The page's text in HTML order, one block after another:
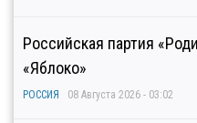
Российская партия
«Яблоко»
РОССИЯ 08 Августа 2026 - 03:02